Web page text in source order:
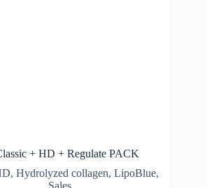
+ HD + Regulate PACK
, Hydrolyzed collagen, LipoBlue,